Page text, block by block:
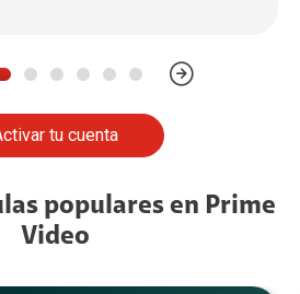
tu cuenta
populares en Prime
Video